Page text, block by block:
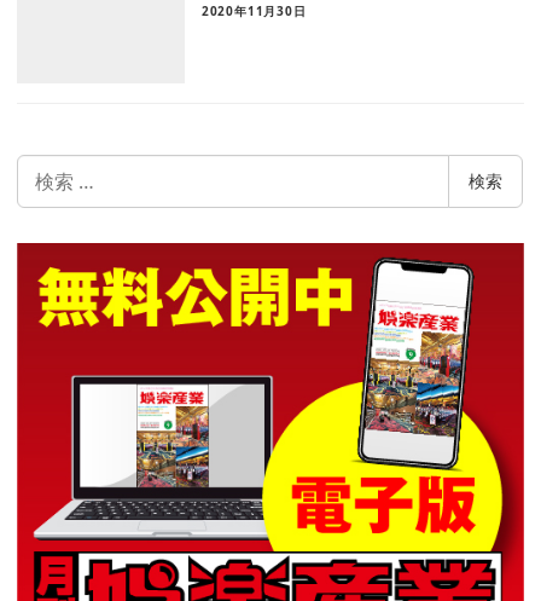
2020年11月30日
索
検索